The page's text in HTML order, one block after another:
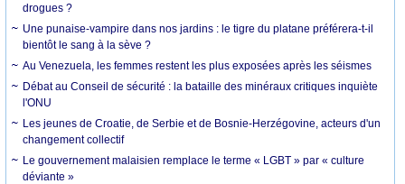
drogues ?
Une punaise-vampire dans nos jardins : le tigre du platane préférera-t-il
bientôt le sang à la sève ?
Au Venezuela, les femmes restent les plus exposées après les séismes
Débat au Conseil de sécurité : la bataille des minéraux critiques inquiète
l'ONU
Les jeunes de Croatie, de Serbie et de Bosnie-Herzégovine, acteurs d'un
changement collectif
Le gouvernement malaisien remplace le terme « LGBT » par « culture
déviante »